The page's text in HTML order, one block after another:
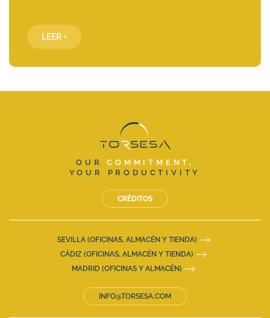
LEER +
OURCOMMITMENT,
YOUR PRODUCTIVITY
CRÉDITOS
SEVILLA (OFICINAS, ALMACÉN Y TIENDA)
CÁDIZ (OFICINAS, ALMACÉN Y TIENDA)
MADRID (OFICINAS Y ALMACÉN)
INFO@TORSESA.COM